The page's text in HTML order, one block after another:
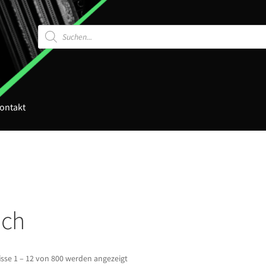
Products
search
1 – 12 von 800 werden angezeigt